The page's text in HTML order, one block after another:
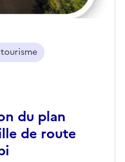
du plan
de route